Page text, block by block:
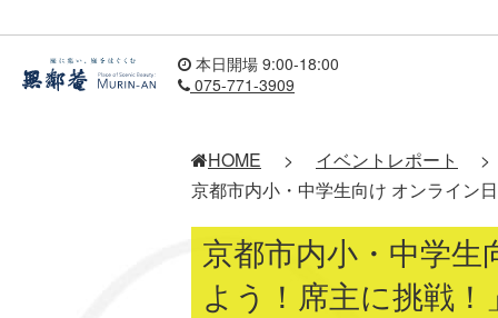
本日開場 9:00-18:00
075-771-3909
HOME > イベントレポート
>
京都市内小・中学生向け オンライン
京都市内小・中学
よう！席主に挑戦